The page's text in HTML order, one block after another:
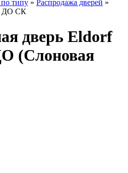
типу » Распродажа дверей »
ДО СК
дверь Eldorf
(Слоновая